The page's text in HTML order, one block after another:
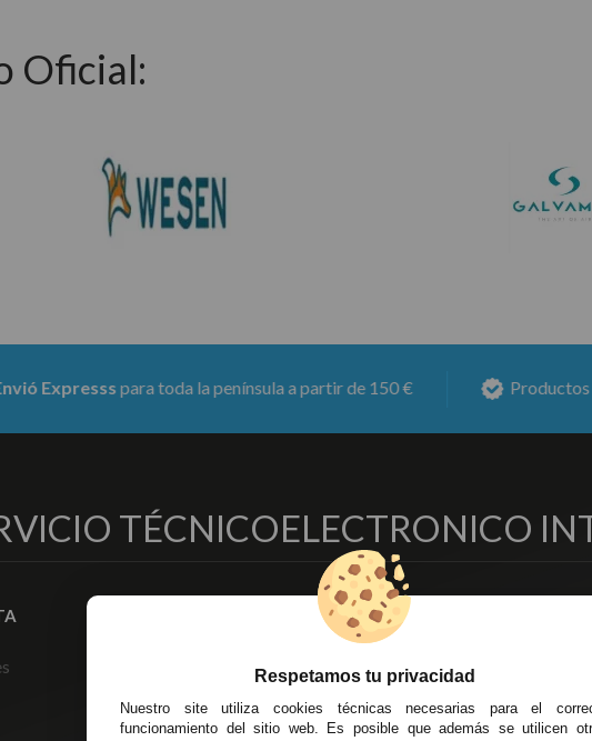
Oficial:
para toda la península a partir de 150 € Productos con6
TÉCNICOELECTRONICO
Entregas y Devoluciones
Pago Seguro
DELEGACIONES
Écija - Sevilla
Av. Plaza de Toros. Local 3
Córdoba
C/ Ingeniero Iribarren, 14
Respetamos tu privacidad
Nuestro site utiliza cookies técnicas necesarias para el
funcionamiento del sitio web. Es posible que además se utilicen